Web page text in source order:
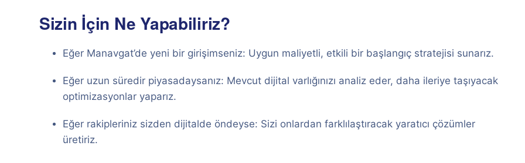
Sizin İçin Ne Yapabiliriz?
Eğer Manavgat’de yeni bir girişimseniz: Uygun maliyetli, etkili bir başlangıç stratejisi sunarız.
Eğer uzun süredir piyasadaysanız: Mevcut dijital varlığınızı analiz eder, daha ileriye taşıyacak
optimizasyonlar yaparız.
Eğer rakipleriniz sizden dijitalde öndeyse: Sizi onlardan farklılaştıracak yaratıcı çözümler
üretiriz.